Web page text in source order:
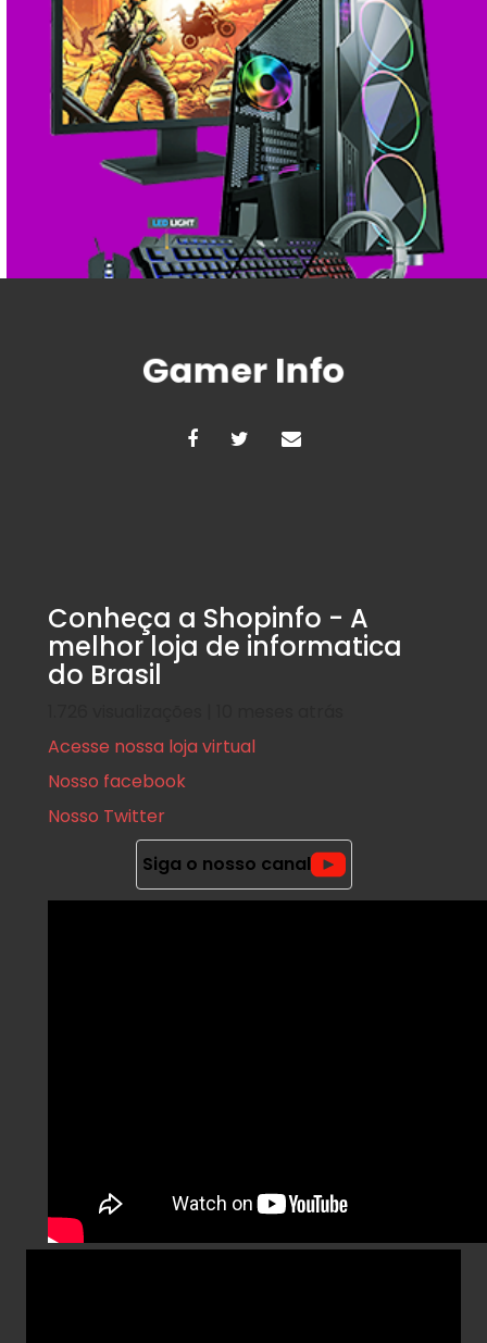
Conheça a Shopinfo - A
melhor loja de informatica
do Brasil
Acesse nossa loja virtual
Nosso facebook
Nosso Twitter
Siga o nosso canal